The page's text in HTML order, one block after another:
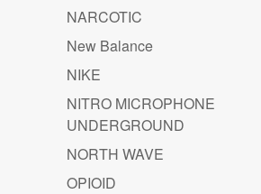
NARCOTIC
New Balance
NIKE
NITRO MICROPHONE
UNDERGROUND
NORTH WAVE
OPIOID